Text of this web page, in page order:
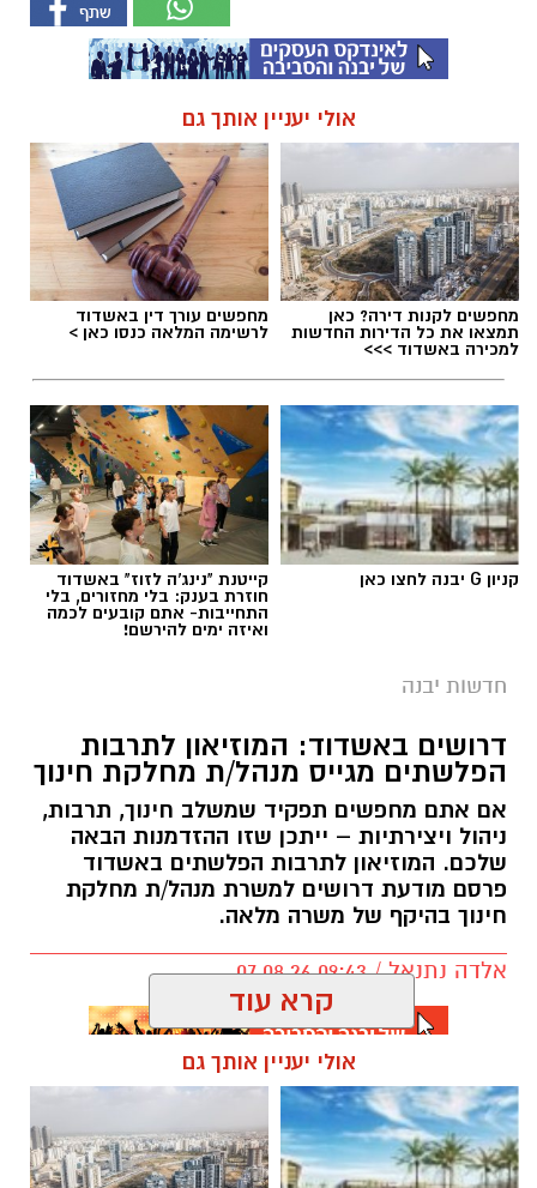
אולי יעניין אותך גם
מחפשים לקנות דירה? כאן
תמצאו את כל הדירות החדשות
למכירה באשדוד >>>
מחפשים עורך דין באשדוד
לרשימה המלאה כנסו כאן >
קניון G יבנה לחצו כאן קייטנת "נינג'ה לזוז" באשדוד
חוזרת בענק: בלי מחזורים, בלי
התחייבות- אתם קובעים לכמה
ואיזה ימים להירשם!
חדשות יבנה
דרושים באשדוד: המוזיאון לתרבות
הפלשתים מגייס מנהל/ת מחלקת חינוך
אם אתם מחפשים תפקיד שמשלב חינוך, תרבות,
ניהול ויצירתיות – ייתכן שזו ההזדמנות הבאה
שלכם. המוזיאון לתרבות הפלשתים באשדוד
פרסם מודעת דרושים למשרת מנהל/ת מחלקת
חינוך בהיקף של משרה מלאה.
אלדה נתנאל / 09:43 07.08.26
דרושים באשדוד
קרא עוד
אולי יעניין אותך גם